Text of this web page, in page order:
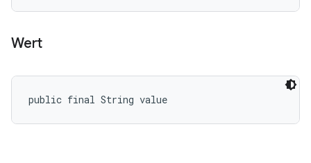
Wert
public final String value